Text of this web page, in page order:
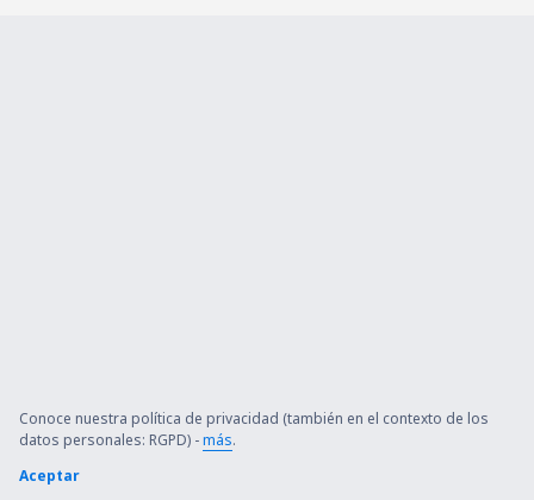
Conoce nuestra política de privacidad (también en el contexto de los
datos personales: RGPD) -más.
Aceptar